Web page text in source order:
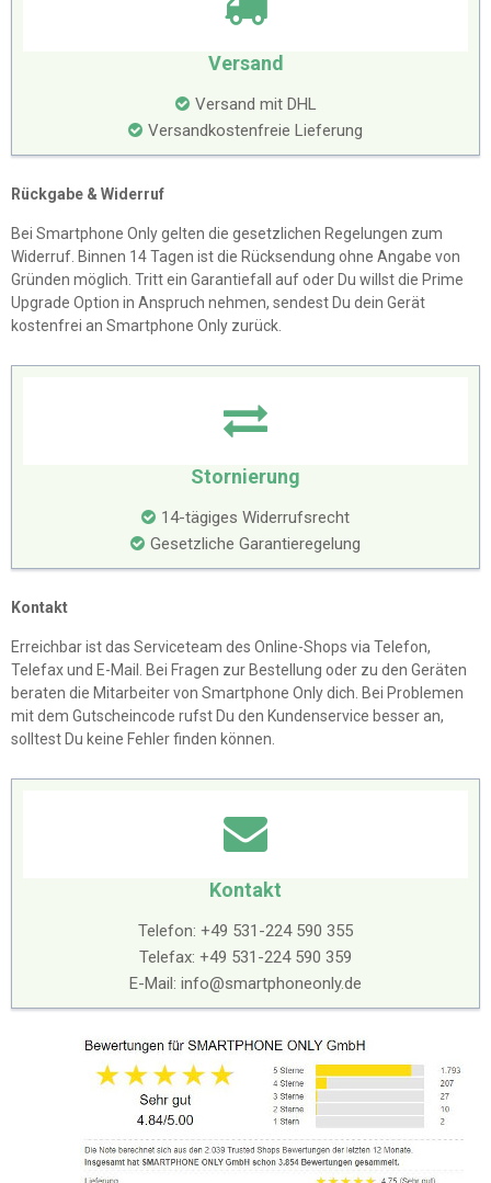
Versand
Versand mit DHL
Versandkostenfreie Lieferung
Rückgabe & Widerruf
Bei Smartphone Only gelten die gesetzlichen Regelungen zum
Widerruf. Binnen 14 Tagen ist die Rücksendung ohne Angabe von
Gründen möglich. Tritt ein Garantiefall auf oder Du willst die Prime
Upgrade Option in Anspruch nehmen, sendest Du dein Gerät
kostenfrei an Smartphone Only zurück.
Stornierung
14-tägiges Widerrufsrecht
Gesetzliche Garantieregelung
Kontakt
Erreichbar ist das Serviceteam des Online-Shops via Telefon,
Telefax und E-Mail. Bei Fragen zur Bestellung oder zu den Geräten
beraten die Mitarbeiter von Smartphone Only dich. Bei Problemen
mit dem Gutscheincode rufst Du den Kundenservice besser an,
solltest Du keine Fehler finden können.
Kontakt
Telefon: +49 531-224 590 355
Telefax: +49 531-224 590 359
E-Mail: info@smartphoneonly.de